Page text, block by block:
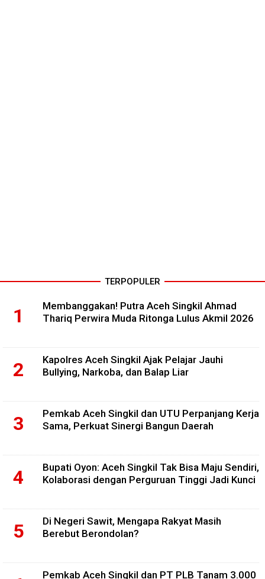
TERPOPULER
Membanggakan! Putra Aceh Singkil Ahmad
Thariq Perwira Muda Ritonga Lulus Akmil 2026
Kapolres Aceh Singkil Ajak Pelajar Jauhi
Bullying, Narkoba, dan Balap Liar
Pemkab Aceh Singkil dan UTU Perpanjang Kerja
Sama, Perkuat Sinergi Bangun Daerah
Bupati Oyon: Aceh Singkil Tak Bisa Maju Sendiri,
Kolaborasi dengan Perguruan Tinggi Jadi Kunci
Di Negeri Sawit, Mengapa Rakyat Masih
Berebut Berondolan?
Pemkab Aceh Singkil dan PT PLB Tanam 3.000